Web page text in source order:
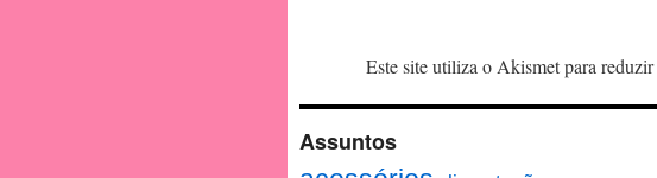
Este site utiliza o Akismet para reduzir
Assuntos